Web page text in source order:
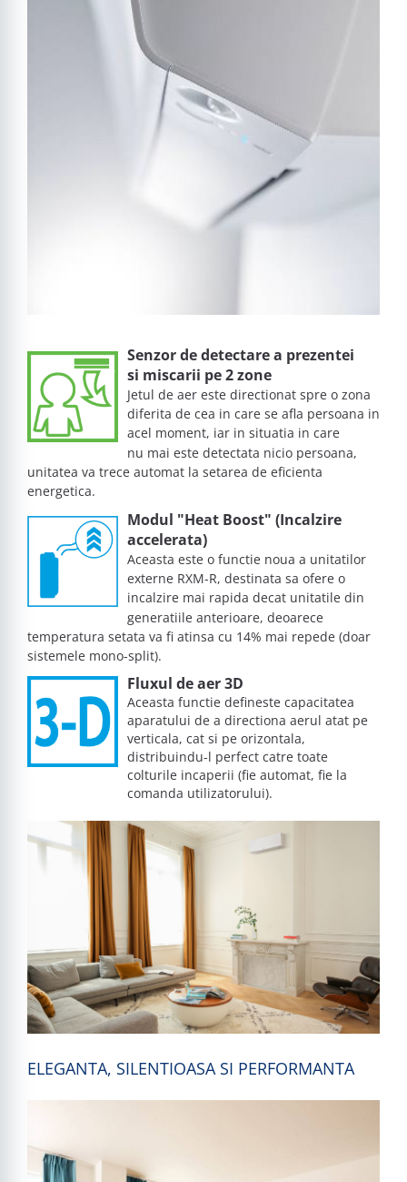
Senzor de detectare a prezentei
si miscarii pe 2 zone
Jetul de aer este directionat spre o zona
diferita de cea in care se afla persoana in
acel moment, iar in situatia in care
nu mai este detectata nicio persoana,
unitatea va trece automat la setarea de eficienta
energetica.
Modul "Heat Boost" (Incalzire
accelerata)
Aceasta este o functie noua a unitatilor
externe RXM-R, destinata sa ofere o
incalzire mai rapida decat unitatile din
generatiile anterioare, deoarece
temperatura setata va fi atinsa cu 14% mai repede (doar
sistemele mono-split).
Fluxul de aer 3D
Aceasta functie defineste capacitatea
aparatului de a directiona aerul atat pe
verticala, cat si pe orizontala,
distribuindu-l perfect catre toate
colturile incaperii (fie automat, fie la
comanda utilizatorului).
ELEGANTA, SILENTIOASA SI PERFORMANTA